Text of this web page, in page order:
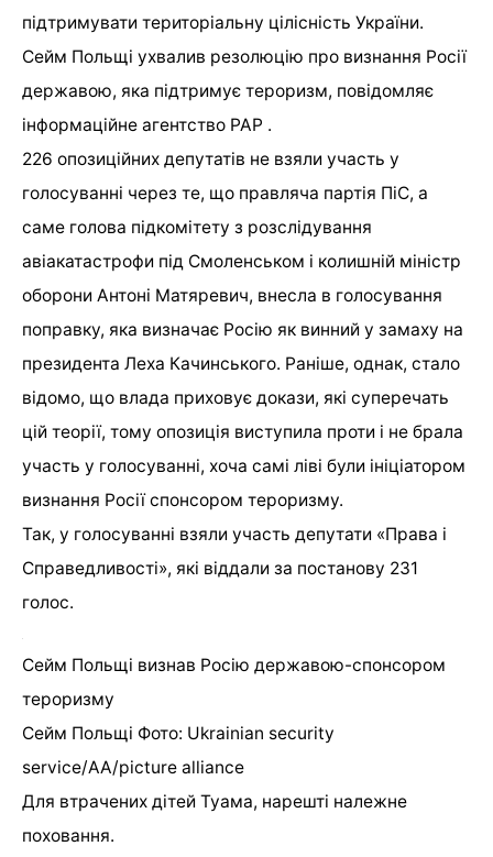
підтримувати територіальну цілісність України.
Сейм Польщі ухвалив резолюцію про визнання Росії
державою, яка підтримує тероризм, повідомляє
інформаційне агентство PAP .
226 опозиційних депутатів не взяли участь у
голосуванні через те, що правляча партія ПіС, а
саме голова підкомітету з розслідування
авіакатастрофи під Смоленськом і колишній міністр
оборони Антоні Матяревич, внесла в голосування
поправку, яка визначає Росію як винний у замаху на
президента Леха Качинського. Раніше, однак, стало
відомо, що влада приховує докази, які суперечать
цій теорії, тому опозиція виступила проти і не брала
участь у голосуванні, хоча самі ліві були ініціатором
визнання Росії спонсором тероризму.
Так, у голосуванні взяли участь депутати «Права і
Справедливості», які віддали за постанову 231
голос.
Сейм Польщі визнав Росію державою-спонсором
тероризму
Сейм Польщі Фото: Ukrainian security
service/AA/picture alliance
Для втрачених дітей Туама, нарешті належне
поховання.